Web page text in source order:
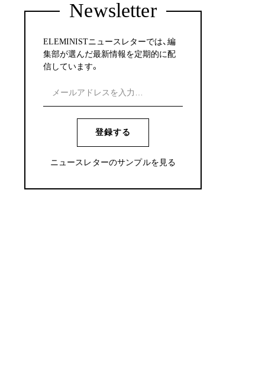
Newsletter
ELEMINISTニュースレターでは、編
集部が選んだ最新情報を定期的に配
信しています。
登録する
ニュースレターのサンプルを見る